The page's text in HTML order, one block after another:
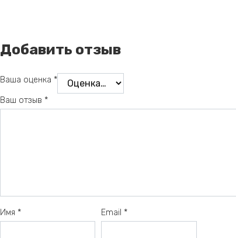
Добавить отзыв
Ваша оценка *
Ваш отзыв *
Имя * Email *